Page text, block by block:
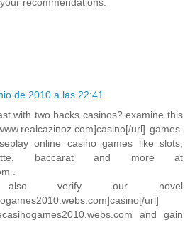
de 2010 a las 22:41
with two backs casinos? examine this
url] games.
online casino games like slots,
baccarat and more at
.
verify our novel
url]
and gain